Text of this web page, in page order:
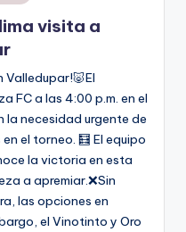
visita a
Valledupar!🐷El
FC a las 4:00 p.m. en el
la necesidad urgente de
el torneo. 🧮 El equipo
la victoria en esta
a apremiar.❌Sin
las opciones en
el Vinotinto y Oro